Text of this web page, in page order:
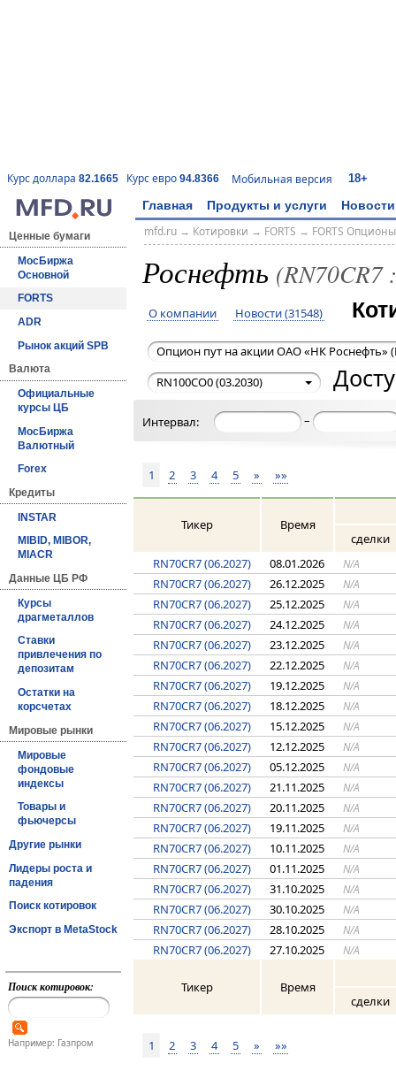
Курс доллара 82.1665 Курс евро 94.8366 Мобильная версия 18+
Главная Продукты и услуги Новости
Ценные бумаги
МосБиржа
Основной
FORTS
ADR
Рынок акций SPB
Валюта
Официальные
курсы ЦБ
МосБиржа
Валютный
Forex
Кредиты
INSTAR
MIBID, MIBOR,
MIACR
Данные ЦБ РФ
Курсы
драгметаллов
Ставки
привлечения по
депозитам
Остатки на
корсчетах
Мировые рынки
Мировые
фондовые
индексы
Товары и
фьючерсы
Другие рынки
Лидеры роста и
падения
Поиск котировок
Экспорт в MetaStock
Поиск котировок:
Например: Газпром
mfd.ru→ Котировки → FORTS → FORTS Опционы
Роснефть (RN70CR7
О компании Новости (31548)
Опцион пут на акции ОАО «НК Роснефть»
RN100CO0 (03.2030)
Интервал: –
1 2 3 4 5 » »»
Тикер
Время
сделки
RN70CR7 (06.2027)
08.01.2026 N/A
RN70CR7 (06.2027) 26.12.2025 N/A
RN70CR7 (06.2027) 25.12.2025 N/A
RN70CR7 (06.2027) 24.12.2025 N/A
RN70CR7 (06.2027) 23.12.2025 N/A
RN70CR7 (06.2027) 22.12.2025 N/A
RN70CR7 (06.2027) 19.12.2025 N/A
RN70CR7 (06.2027) 18.12.2025 N/A
RN70CR7 (06.2027) 15.12.2025 N/A
RN70CR7 (06.2027) 12.12.2025 N/A
RN70CR7 (06.2027) 05.12.2025 N/A
RN70CR7 (06.2027) 21.11.2025 N/A
RN70CR7 (06.2027) 20.11.2025 N/A
RN70CR7 (06.2027) 19.11.2025 N/A
RN70CR7 (06.2027) 10.11.2025 N/A
RN70CR7 (06.2027) 01.11.2025 N/A
RN70CR7 (06.2027) 31.10.2025 N/A
RN70CR7 (06.2027) 30.10.2025 N/A
RN70CR7 (06.2027) 28.10.2025 N/A
RN70CR7 (06.2027) 27.10.2025 N/A
Тикер
Время
сделки
1 2 3 4 5 » »»